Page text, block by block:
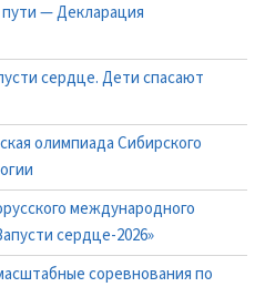
— Декларация
сердце. Дети спасают
олимпиада Сибирского
международного
сердце-2026»
соревнования по